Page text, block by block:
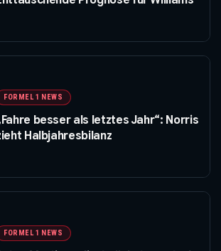
FORMEL 1 NEWS
besser als letztes Jahr“: Norris
Halbjahresbilanz
FORMEL 1 NEWS